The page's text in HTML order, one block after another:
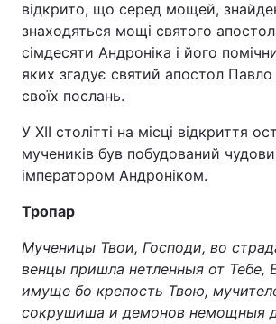
Контакти
Послуги
відкрито, що серед мощей,
знаходяться мощі святого
сімдесяти Андроніка і його
яких згадує святий апостол Павло
своїх послань.
У XII столітті на місці відкриття
мучеників був побудований
імператором Андроніком.
Тропар
Мученицы Твои, Господи, во
венцы пришла нетленныя от Тебе,
имуще бо крепость Твою,
сокрушиша и демонов немощныя